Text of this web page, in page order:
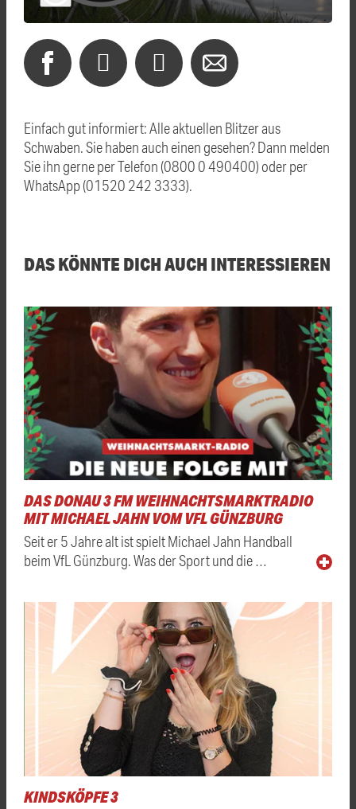
Einfach gut informiert: Alle aktuellen Blitzer aus
Schwaben. Sie haben auch einen gesehen? Dann melden
Sie ihn gerne per Telefon (0800 0 490400) oder per
WhatsApp (01520 242 3333).
DAS KÖNNTE DICH AUCH INTERESSIEREN
DAS DONAU 3 FM WEIHNACHTSMARKTRADIO
MIT MICHAEL JAHN VOM VFL GÜNZBURG
Seit er 5 Jahre alt ist spielt Michael Jahn Handball
beim VfL Günzburg. Was der Sport und die …
KINDSKÖPFE 3